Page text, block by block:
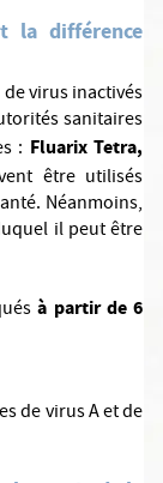
la différence
virus inactivés
sanitaires
: Fluarix Tetra,
être utilisés
Néanmoins,
il peut être
à partir de 6
de virus A et de